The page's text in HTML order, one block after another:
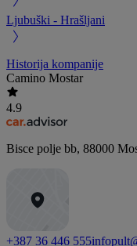
Ljubuški - Hrašljani
Historija kompanije
Camino Mostar
4.9
Bisce polje bb, 88000
+387 36 446 555